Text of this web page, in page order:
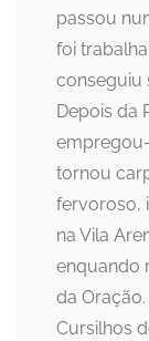
passou
foi
conseguiu
Depois da
tornou
fervoroso,
na Vila
enquando
da
Cursilhos